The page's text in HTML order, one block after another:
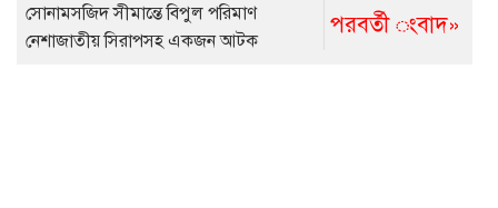
পরবর্তী ংবাদ»
সোনামসজিদ সীমান্তে বিপুল পরিমাণ
নেশাজাতীয় সিরাপসহ একজন আটক